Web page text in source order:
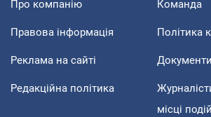
Про компанію Команда
Правова інформація Політика
Реклама на сайті Документи
Редакційна політика
місці подій